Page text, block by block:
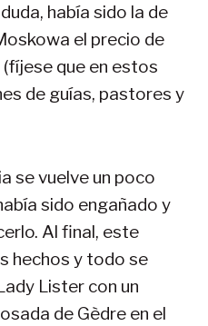
había sido la de
el precio de
que en estos
de guías, pastores y
se vuelve un poco
sido engañado y
Al final, este
hechos y todo se
Lister con un
de Gèdre en el